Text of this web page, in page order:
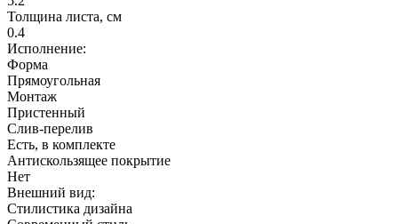
Толщина листа, см
0.4
Исполнение:
Форма
Прямоугольная
Монтаж
Пристенный
Слив-перелив
Есть, в комплекте
Антискользящее покрытие
Нет
Внешний вид:
Стилистика дизайна